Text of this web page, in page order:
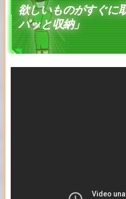
欲しいものがすぐに
パッと収納」